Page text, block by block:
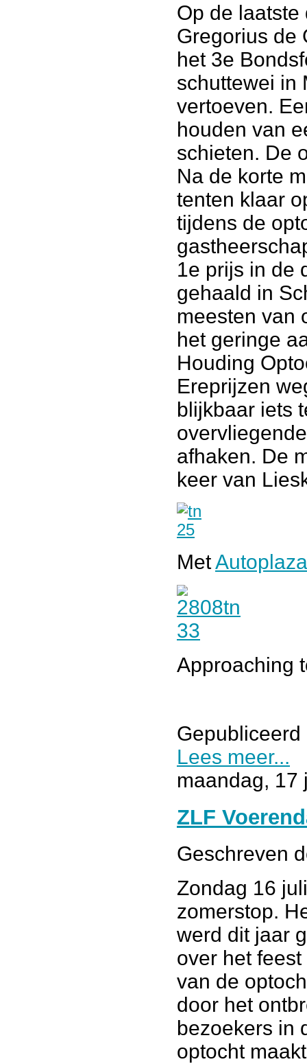
Op de laatste
Gregorius de
het 3e
schuttewei in
vertoeven.
houden van
schieten. De
Na de korte
tenten klaar
tijdens de
1e prijs in de
gehaald in
meesten van
het geringe
Houding
Ereprijzen
blijkbaar iets
afhaken. De
keer van
Met
Approaching
Gepubliceerd
Lees meer...
maandag, 17
ZLF
Geschreven
Zondag 16
zomerstop.
werd dit jaar
over het
van de
door het
bezoekers in
optocht